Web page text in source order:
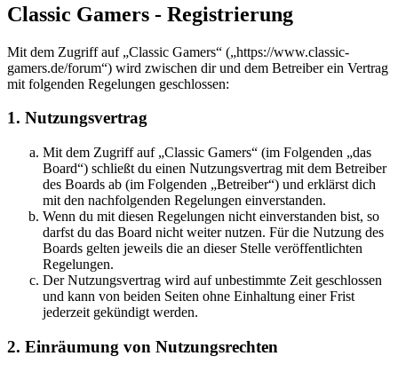
Classic Gamers - Registrierung
Mit dem Zugriff auf „Classic Gamers“ („https://www.classic-
gamers.de/forum“) wird zwischen dir und dem Betreiber ein Vertrag
mit folgenden Regelungen geschlossen:
1. Nutzungsvertrag
Mit dem Zugriff auf „Classic Gamers“ (im Folgenden „das
Board“) schließt du einen Nutzungsvertrag mit dem Betreiber
des Boards ab (im Folgenden „Betreiber“) und erklärst dich
mit den nachfolgenden Regelungen einverstanden.
Wenn du mit diesen Regelungen nicht einverstanden bist, so
darfst du das Board nicht weiter nutzen. Für die Nutzung des
Boards gelten jeweils die an dieser Stelle veröffentlichten
Regelungen.
Der Nutzungsvertrag wird auf unbestimmte Zeit geschlossen
und kann von beiden Seiten ohne Einhaltung einer Frist
jederzeit gekündigt werden.
2. Einräumung von Nutzungsrechten